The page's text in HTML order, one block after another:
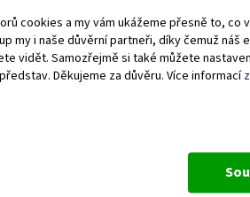
cookies a my vám ukážeme přesně to, co
my i naše důvěrní partneři, díky čemuž náš
vidět. Samozřejmě si také můžete
Děkujeme za důvěru. Více informací
28 °
28 °